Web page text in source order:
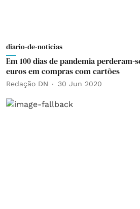
diario-de-noticias
Em 100 dias de pandemia perderam-
euros em compras com cartões
Redação DN 30 Jun 2020